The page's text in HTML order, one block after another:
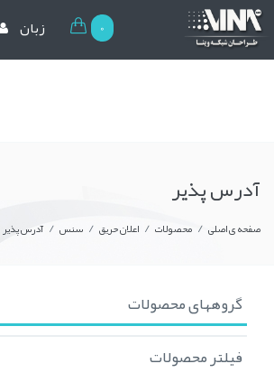
0 زبان
آدرس پذیر
صفحه ی اصلی / محصولات / اعلان حریق / سنس / آدرس پذیر
گروههای محصولات
فیلتر محصولات